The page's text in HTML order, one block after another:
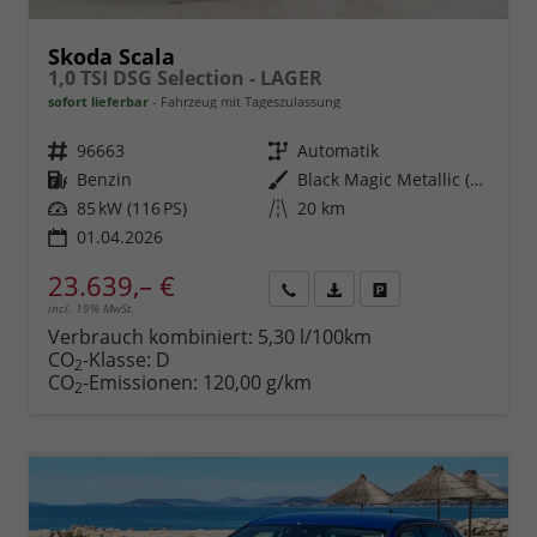
Skoda Scala
1,0 TSI DSG Selection - LAGER
sofort lieferbar Fahrzeug mit Tageszulassung
Fahrzeugnr. 96663 Getriebe Automatik
Kraftstoff Benzin Außenfarbe
Black Magic Metallic (1Z)
Leistung 85 kW (116 PS) Kilometerstand 20 km
01.04.2026
23.639,– €
incl. 19% MwSt.
anfordern
Datei,
Verbrauch kombiniert: 5,30 l/100km
CO2-Klasse: D
CO2-Emissionen: 120,00 g/km